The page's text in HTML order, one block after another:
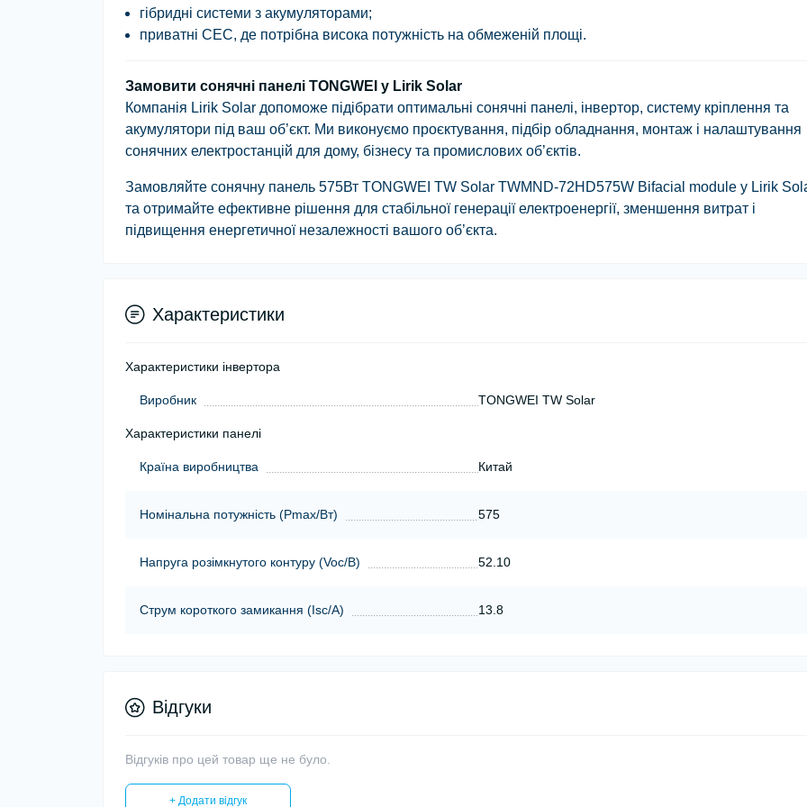
гібридні системи з акумуляторами;
приватні СЕС, де потрібна висока потужність на обмеженій площі.
Замовити сонячні панелі TONGWEI у Lirik Solar
Компанія Lirik Solar допоможе підібрати оптимальні сонячні панелі, інвертор, систему кріплення та
акумулятори під ваш об’єкт. Ми виконуємо проєктування, підбір обладнання, монтаж і налаштування
сонячних електростанцій для дому, бізнесу та промислових об’єктів.
Замовляйте сонячну панель 575Вт TONGWEI TW Solar TWMND-72HD575W Bifacial module у Lirik
та отримайте ефективне рішення для стабільної генерації електроенергії, зменшення витрат і
підвищення енергетичної незалежності вашого об’єкта.
Характеристики
Характеристики інвертора
Виробник TONGWEI TW Solar
Характеристики панелі
Країна виробництва Китай
Номінальна потужність (Pmax/Вт) 575
Напруга розімкнутого контуру (Voc/В) 52.10
Струм короткого замикання (Isc/А) 13.8
Відгуки
Відгуків про цей товар ще не було.
+ Додати відгук